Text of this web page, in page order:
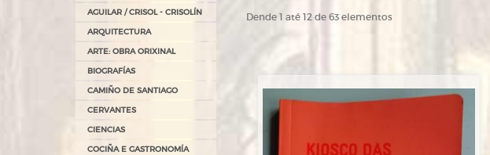
AGUILAR / CRISOL - CRISOLÍN
ARQUITECTURA
ARTE: OBRA ORIXINAL
BIOGRAFÍAS
CAMIÑO DE SANTIAGO
CERVANTES
CIENCIAS
COCIÑA E GASTRONOMÍA
Dende 1 até 12 de 63 elementos